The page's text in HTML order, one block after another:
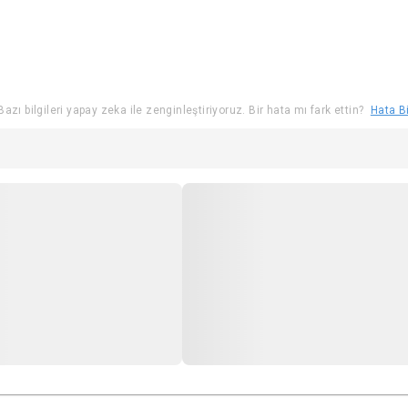
edilir.
mevcuttur.
Bazı bilgileri yapay zeka ile zenginleştiriyoruz. Bir hata mı fark ettin? Hata